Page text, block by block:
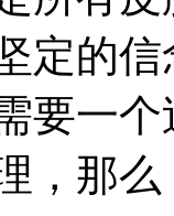
定的
要一
，那